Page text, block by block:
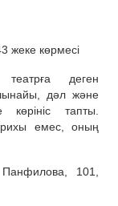
жеке көрмесі
деген
дәл және
көрініс тапты.
емес, оның
101,